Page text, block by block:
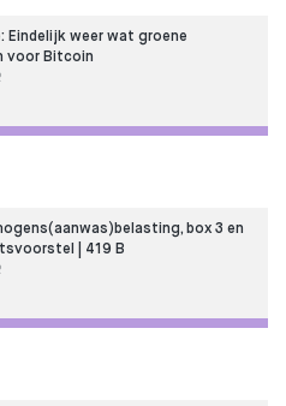
Eindelijk weer wat groene
voor Bitcoin
box 3 en
| 419 B